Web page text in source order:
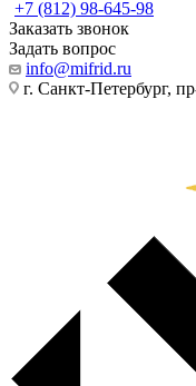
+7 (812) 98-645-98
Заказать звонок
Задать вопрос
info@mifrid.ru
г. Санкт-Петербург,